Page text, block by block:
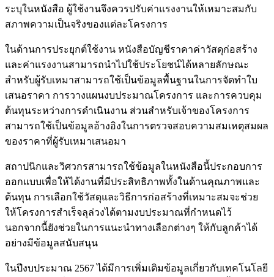
ระบุในหนังสือ ผู้ใช้งานจึงควรปรับค่าแรงงานให้เหมาะสมกับ
สภาพความเป็นจริงของแต่ละโครงการ
ในด้านการประยุกต์ใช้งาน หนังสือบัญชีราคาค่าวัสดุก่อสร้าง
และค่าแรงงานสามารถนำไปใช้ประโยชน์ได้หลายลักษณะ
สำหรับผู้รับเหมาสามารถใช้เป็นข้อมูลพื้นฐานในการจัดทำใบ
เสนอราคา การวางแผนงบประมาณโครงการ และการควบคุม
ต้นทุนระหว่างการดำเนินงาน ส่วนสำหรับเจ้าของโครงการ
สามารถใช้เป็นข้อมูลอ้างอิงในการตรวจสอบความสมเหตุสมผล
ของราคาที่ผู้รับเหมาเสนอมา
สถาปนิกและวิศวกรสามารถใช้ข้อมูลในหนังสือนี้ประกอบการ
ออกแบบเพื่อให้ได้งานที่มีประสิทธิภาพทั้งในด้านคุณภาพและ
ต้นทุน การเลือกใช้วัสดุและวิธีการก่อสร้างที่เหมาะสมจะช่วย
ให้โครงการสำเร็จลุล่วงได้ตามงบประมาณที่กำหนดไว้
นอกจากนี้ยังช่วยในการแนะนำทางเลือกต่างๆ ให้กับลูกค้าได้
อย่างมีข้อมูลสนับสนุน
ในปีงบประมาณ 2567 ได้มีการเพิ่มเติมข้อมูลเกี่ยวกับเทคโนโลยี